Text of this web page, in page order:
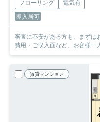
フローリング
電気有
即入居可
審査に不安がある方も、まずはお気軽
費用・ご収入面など、お客様一
賃貸マンション